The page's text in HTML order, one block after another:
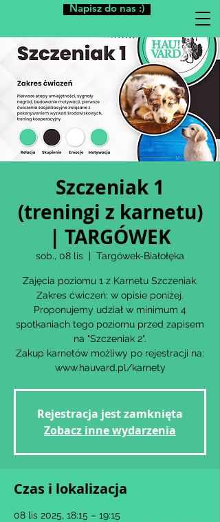
Napisz do nas :)
Szczeniak 1
(treningi z karnetu)
| TARGÓWEK
sob., 08 lis
  |
Targówek-Białołęka
Zajęcia poziomu 1 z Karnetu Szczeniak.
Zakres ćwiczeń: w opisie poniżej.
Proponujemy udział w minimum 4
spotkaniach tego poziomu przed zapisem
na "Szczeniak 2".
Zakup karnetów możliwy po rejestracji na:
www.hauvard.pl/karnety
Rejestracja jest zamknięta
Zobacz inne wydarzenia
Czas i lokalizacja
08 lis 2025, 18:15 – 19:15